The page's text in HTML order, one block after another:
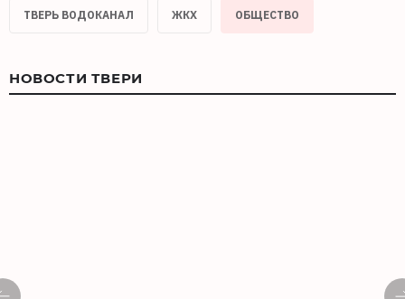
ТВЕРЬ ВОДОКАНАЛ ЖКХ ОБЩЕСТВО
НОВОСТИ ТВЕРИ